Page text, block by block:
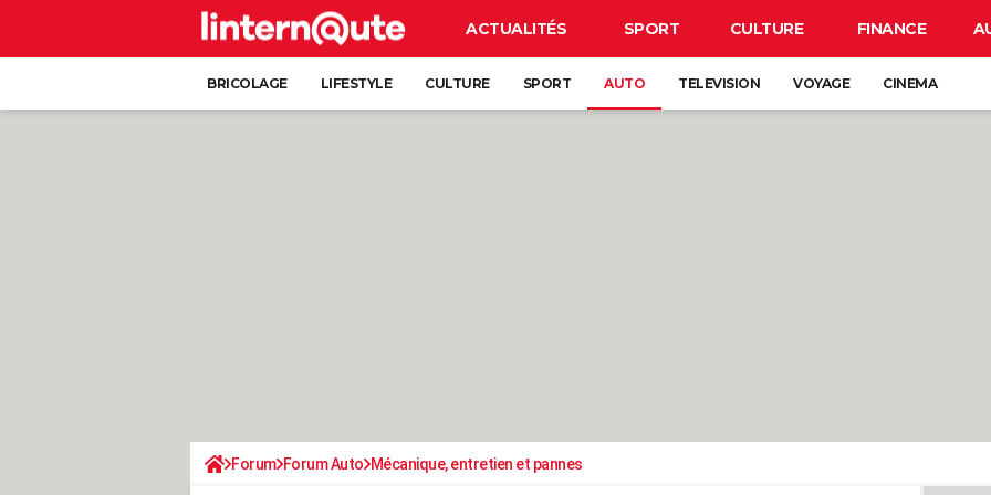
ACTUALITÉS SPORT CULTURE FINANCE
BRICOLAGE LIFESTYLE CULTURE SPORT AUTO TELEVISION VOYAGE CINEMA
Forum Forum Auto Mécanique, entretien et pannes